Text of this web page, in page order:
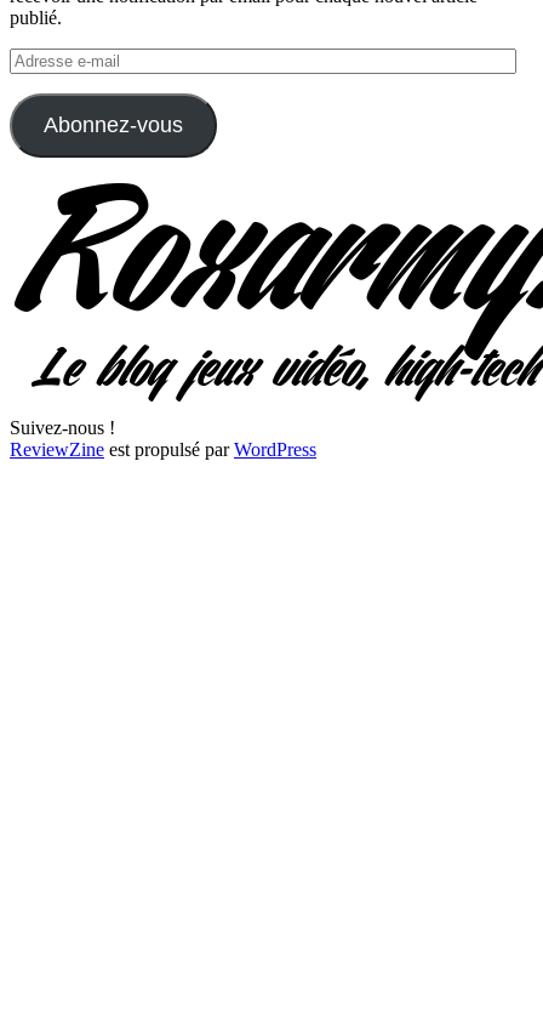
publié.
Adresse
e-
mail
Abonnez-vous
Suivez-nous !
ReviewZine est propulsé parWordPress